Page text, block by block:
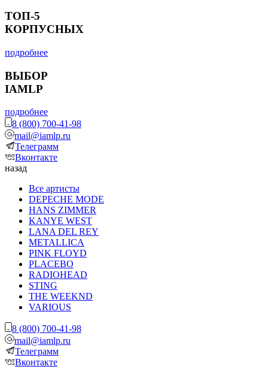
ТОП-5
КОРПУСНЫХ
подробнее
ВЫБОР
IAMLP
подробнее
8 (800) 700-41-98
mail@iamlp.ru
Телеграмм
Вконтакте
назад
Все артисты
DEPECHE MODE
HANS ZIMMER
KANYE WEST
LANA DEL REY
METALLICA
PINK FLOYD
PLACEBO
RADIOHEAD
STING
THE WEEKND
VARIOUS
8 (800) 700-41-98
mail@iamlp.ru
Телеграмм
Вконтакте